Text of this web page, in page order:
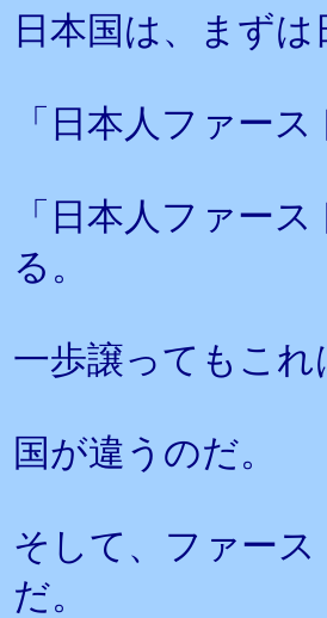
日本国は、まず
「日本人ファー
「日本人ファー
る。
一歩譲ってもこ
国が違うのだ。
そして、ファー
だ。